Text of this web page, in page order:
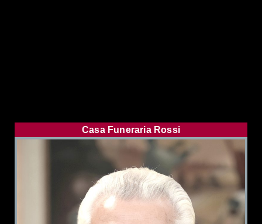
Casa Funeraria Rossi